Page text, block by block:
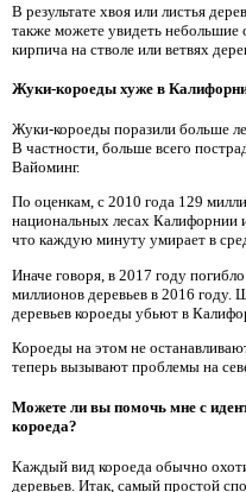
В результате хвоя или листья
также можете увидеть небольшие
кирпича на стволе или ветвях
Жуки-короеды хуже в
Жуки-короеды поразили больше
В частности, больше всего
Вайоминг.
По оценкам, с 2010 года 129
национальных лесах Калифорнии
что каждую минуту умирает в
Иначе говоря, в 2017 году
миллионов деревьев в 2016 году.
деревьев короеды убьют в
Короеды на этом не
теперь вызывают проблемы на
Можете ли вы помочь мне с
короеда?
Каждый вид короеда обычно
деревьев. Итак, самый простой